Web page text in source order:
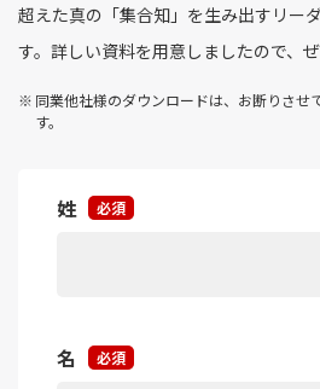
超えた真の「集合知」を生み出すリー
す。詳しい資料を用意しましたので、
同業他社様のダウンロードは、お断りさせ
す。